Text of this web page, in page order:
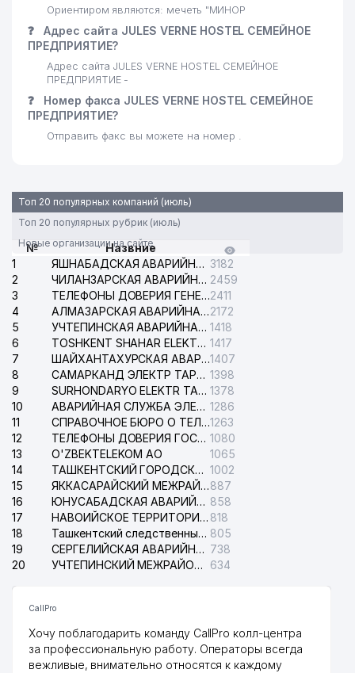
Ориентиром являются: мечеть "МИНОР
❓
Адрес сайта JULES VERNE HOSTEL СЕМЕЙНОЕ
ПРЕДПРИЯТИЕ?
Адрес сайта JULES VERNE HOSTEL СЕМЕЙНОЕ
ПРЕДПРИЯТИЕ -
❓
Номер факса JULES VERNE HOSTEL СЕМЕЙНОЕ
ПРЕДПРИЯТИЕ?
Отправить факс вы можете на номер .
Топ 20 популярных компаний (июль)
Топ 20 популярных рубрик (июль)
Новые организации на сайте
№
Назвние
1
ЯШНАБАДСКАЯ АВАРИЙНАЯ СЛУЖБА ЭЛЕКТРОСЕТИ 3182
2
ЧИЛАНЗАРСКАЯ АВАРИЙНАЯ СЛУЖБА ЭЛЕКТРОСЕТИ 2459
3
ТЕЛЕФОНЫ ДОВЕРИЯ ГЕНЕРАЛЬНОЙ ПРОКУРАТУРЫ РЕСПУБЛИКИ УЗБЕКИСТАН2411
4
АЛМАЗАРСКАЯ АВАРИЙНАЯ СЛУЖБА ЭЛЕКТРОСЕТИ2172
5
УЧТЕПИНСКАЯ АВАРИЙНАЯ СЛУЖБА ЭЛЕКТРОСЕТИ 1418
6
TOSHKENT SHAHAR ELEKTR TARMOQLARI KORXONASI АО 1417
7
ШАЙХАНТАХУРСКАЯ АВАРИЙНАЯ СЛУЖБА ЭЛЕКТРОСЕТИ1407
8
САМАРКАНД ЭЛЕКТР ТАРМОКЛАРИ АО 1398
9
SURHONDARYO ELEKTR TARMOKLARI АО 1378
10
АВАРИЙНАЯ СЛУЖБА ЭЛЕКТРОСЕТИ ТАШКЕНТСКОГО РАЙОНА 1286
11
СПРАВОЧНОЕ БЮРО О ТЕЛЕФОНАХ ОРГАНИЗАЦИЙ г. ТАШКЕНТА1263
12
ТЕЛЕФОНЫ ДОВЕРИЯ ГОСУДАРСТВЕННОГО ЦЕНТРА ТЕСТИРОВАНИЯ 1080
13
O'ZBEKTELEKOM АО
1065
14
ТАШКЕНТСКИЙ ГОРОДСКОЙ СУД ПО ГРАЖДАНСКИМ ДЕЛАМ 1002
15
ЯККАСАРАЙСКИЙ МЕЖРАЙОННЫЙ СУД ПО ГРАЖДАНСКИМ ДЕЛАМ887
16
ЮНУСАБАДСКАЯ АВАРИЙНАЯ СЛУЖБА ЭЛЕКТРОСЕТИ 858
17
НАВОИЙСКОЕ ТЕРРИТОРИАЛЬНОЕ ПРЕДПРИЯТИЕ ЭЛЕКТРОСЕТИ АО 818
18
Ташкентский следственный изолятор 805
19
СЕРГЕЛИЙСКАЯ АВАРИЙНАЯ СЛУЖБА ЭЛЕКТРОСЕТИ 738
20
УЧТЕПИНСКИЙ МЕЖРАЙОННЫЙ СУД ПО ГРАЖДАНСКИМ ДЕЛАМ 634
CallPro
Хочу поблагодарить команду CallPro колл-центра
за профессиональную работу. Операторы всегда
вежливые, внимательно относятся к каждому